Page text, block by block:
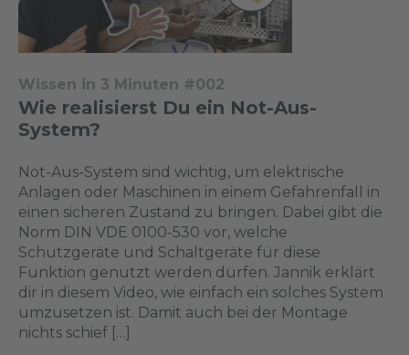
Wissen in 3 Minuten #002
Wie realisierst Du ein Not-Aus-
System?
Not-Aus-System sind wichtig, um elektrische
Anlagen oder Maschinen in einem Gefahrenfall in
einen sicheren Zustand zu bringen. Dabei gibt die
Norm DIN VDE 0100-530 vor, welche
Schutzgeräte und Schaltgeräte für diese
Funktion genutzt werden dürfen. Jannik erklärt
dir in diesem Video, wie einfach ein solches System
umzusetzen ist. Damit auch bei der Montage
nichts schief […]